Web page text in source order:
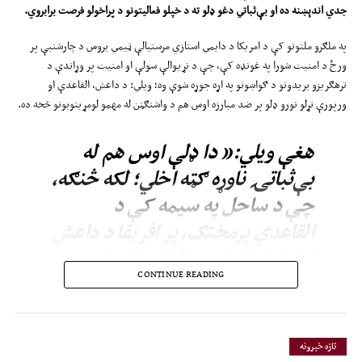
جدي اندېښنه ده او بې‌ثباتي دغو ډلو ته د خپلو فعالیتونو د پراخولو فرصت برابروي.
په ملګرو ملتونو کې د امریکا د دایمي استازي مرستیالې ټیمي بروس د چارشنبې پر
ورځ د امنیت شورا په غونډه کې، چې د نړیوالې سولې او امنیت پر وړاندې د
ترهګریزو بریدونو د ګواښونو په اړه جوړه شوې وه؛ ویلي: د داعش، القاعدې او
ورپورې تړلو نورو ډلو پر ضد مبارزه اوس هم د واشنګټن له مهمو لومړیتوبونو څخه ده.
هغې ویلي:« دا ډلې اوس هم له
بې‌ثباتۍ ناوړه ګټه اخلي؛ لکه څنګه،
چې د ساحل په سیمه کې د
القاعدې پرمختګ، پر افریقا د داعش
زیات تمرکز او په افغانستان کې د
داعش خراسان دوامدار ګواښ
ښيي.»
دا څرګندونې داسې مهال کیږي، چې اسلامي امارت څو ځله په افغانستان کې د ترهګرو
CONTINUE READING
تازه خبرونه